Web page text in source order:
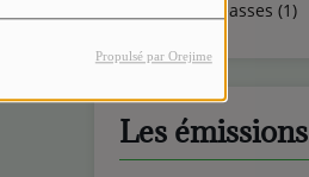
Propulsé par Orejime
Vosgeasses (1)
Les émissions